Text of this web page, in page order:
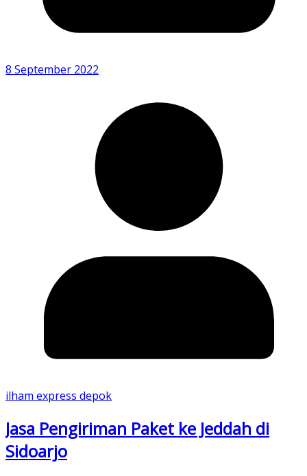
8 September 2022
ilham express depok
Jasa Pengiriman Paket ke Jeddah di
Sidoarjo